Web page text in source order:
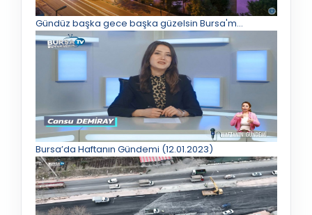
Gündüz başka gece başka güzelsin Bursa'm...
Bursa’da Haftanın Gündemi (12.01.2023)